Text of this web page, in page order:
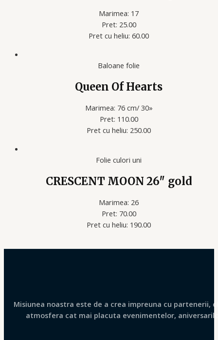
Marimea: 17
Pret: 25.00
Pret cu heliu: 60.00
Baloane folie
Queen Of Hearts
Marimea: 76 cm/ 30»
Pret: 110.00
Pret cu heliu: 250.00
Folie culori uni
CRESCENT MOON 26″ gold
Marimea: 26
Pret: 70.00
Pret cu heliu: 190.00
Misiunea noastra este de a crea impreuna cu partenerii,
atmosfera cat mai placuta evenimentelor,